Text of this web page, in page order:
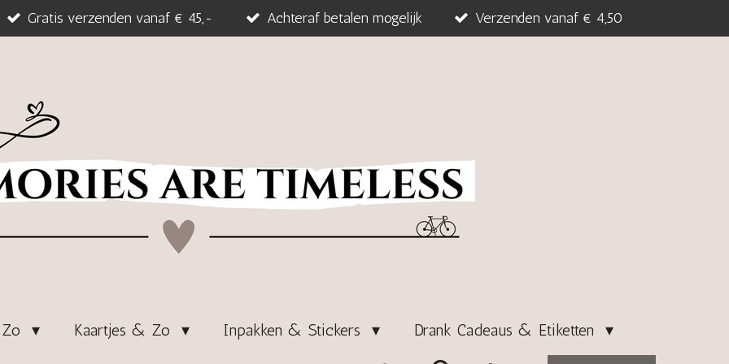
Gratis verzenden vanaf € 45,- Achteraf betalen mogelijk Verzenden vanaf € 4,50
Kaartjes & Zo Inpakken & Stickers Drank Cadeaus & Etiketten